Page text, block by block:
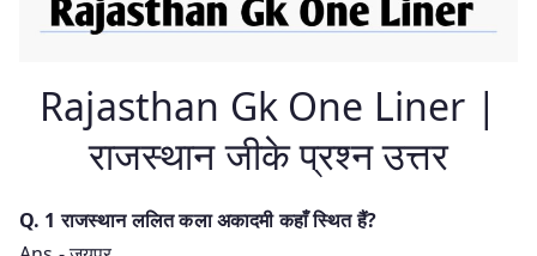
Rajasthan Gk One Liner |
राजस्थान जीके प्रश्न उत्तर
Q. 1 राजस्थान ललित कला अकादमी कहाँ स्थित हैं?